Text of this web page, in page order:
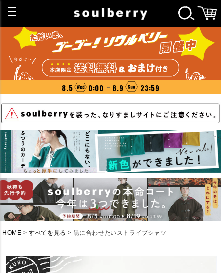
8.5 0:00 8.9 23:59
HOME すべてを見る 黒に合わせたいストライプシャツ